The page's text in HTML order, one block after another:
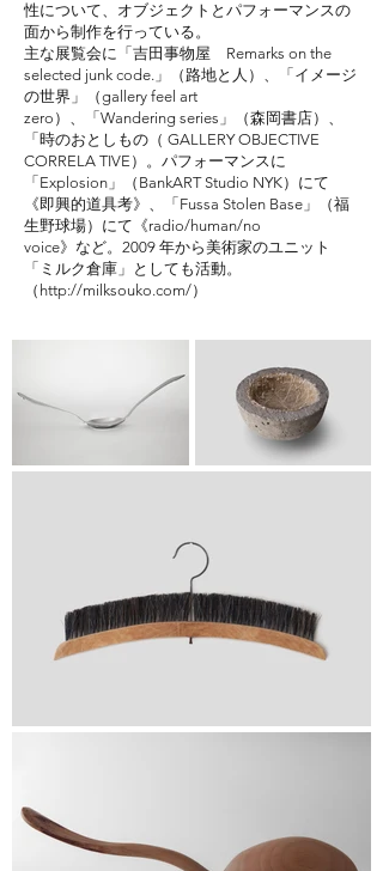
性について、オブジェクトとパフォーマンスの
面から制作を行っている。
主な展覧会に「吉田事物屋 Remarks on the
selected junk code.」（路地と人）、「イメージ
の世界」（gallery feel art
zero）、「Wandering series」（森岡書店）、
「時のおとしもの（ GALLERY OBJECTIVE
CORRELA TIVE）。パフォーマンスに
「Explosion」（BankART Studio NYK）にて
《即興的道具考》、「Fussa Stolen Base」（福
生野球場）にて《radio/human/no
voice》など。2009 年から美術家のユニット
「ミルク倉庫」としても活動。
（ http://milksouko.com/）